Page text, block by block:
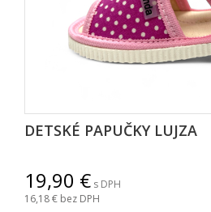
DETSKÉ PAPUČKY LUJZA
19,90
s DPH
16,18 bez DPH